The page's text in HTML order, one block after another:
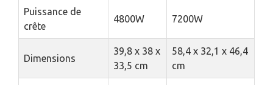
Puissance de
crête
4800W 7200W
Dimensions
39,8 x 38 x
33,5 cm
58,4 x 32,1 x 46,4
cm